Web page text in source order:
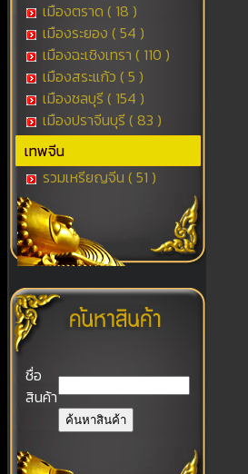
เมืองตราด ( 18 )
เมืองระยอง ( 54 )
เมืองฉะเชิงเทรา ( 110 )
เมืองสระแก้ว ( 5 )
เมืองชลบุรี ( 154 )
เมืองปราจีนบุรี ( 83 )
เทพจีน
รวมเหรียญจีน ( 51 )
ชื่อ
สินค้า